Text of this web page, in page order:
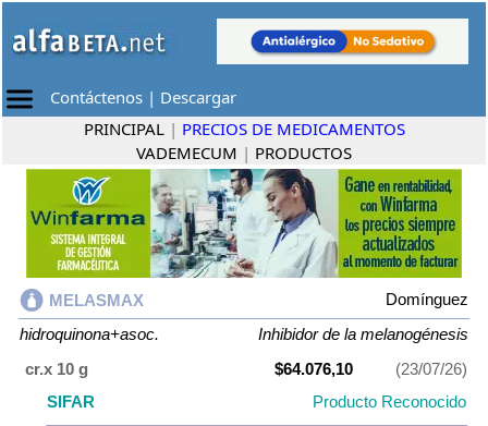
Contáctenos | Descargar
PRINCIPAL | PRECIOS DE MEDICAMENTOS
VADEMECUM | PRODUCTOS
MELASMAX
Domínguez
hidroquinona+asoc.
Inhibidor de la melanogénesis
cr.x 10 g
$64.076,10
(23/07/26)
SIFAR
Producto Reconocido